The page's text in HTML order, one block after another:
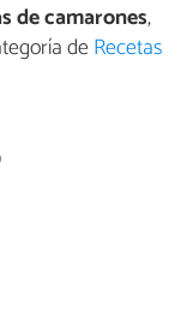
de camarones,
deRecetas